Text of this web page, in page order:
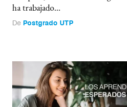
ha trabajado…
De Postgrado UTP